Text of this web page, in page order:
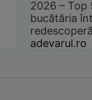
2026 –
bucătăria
adevarul.ro